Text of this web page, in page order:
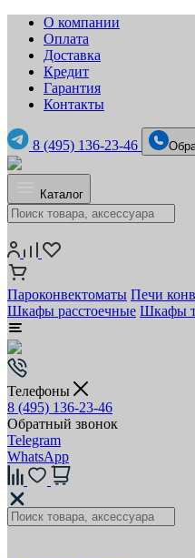
О компании
Оплата
Доставка
Кредит
Гарантия
Контакты
8 (495) 136-23-46
Каталог
Пароконвектоматы Печи
Шкафы расстоечные Шкафы
Телефоны
8 (495) 136-23-46
Обратный звонок
Telegram
WhatsApp